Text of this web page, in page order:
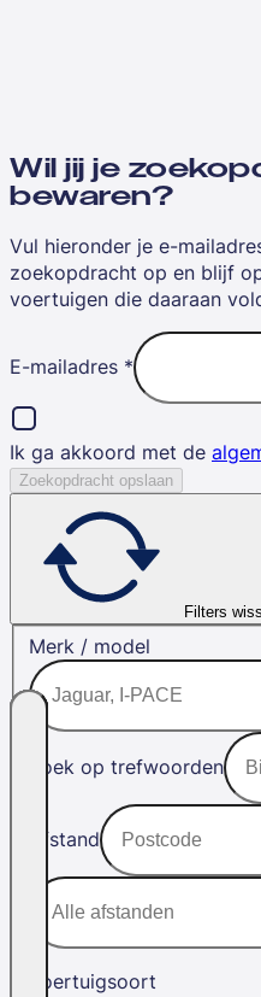
Wil jij je
bewaren?
Vul hieronder je e-
zoekopdracht op en blijf
voertuigen die daaraan
E-mailadres *
Ik ga akkoord met de
Zoekopdracht opslaan
Filters
Merk / model
Zoek op trefwoorden
Afstand
Voertuigsoort